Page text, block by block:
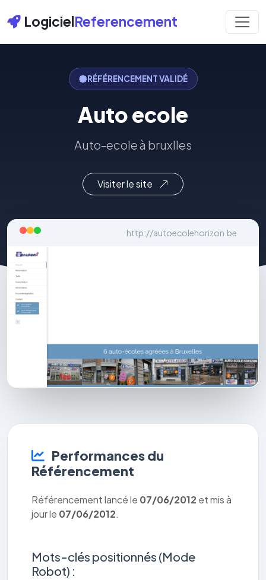
LogicielReferencement
RÉFÉRENCEMENT VALIDÉ
Auto ecole
Auto-ecole à bruxlles
Visiter le site
http://autoecolehorizon.be
Performances du
Référencement
Référencement lancé le 07/06/2012 et mis à
jour le 07/06/2012.
Mots-clés positionnés (Mode
Robot) :